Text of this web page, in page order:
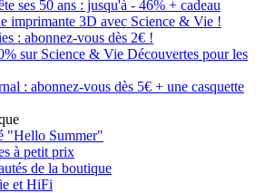
ses 50 ans : jusqu'à - 46% + cadeau
imprimante 3D avec Science & Vie !
: abonnez-vous dès 2€ !
sur Science & Vie Découvertes pour les
: abonnez-vous dès 5€ + une casquette
"Hello Summer"
à petit prix
de la boutique
et HiFi